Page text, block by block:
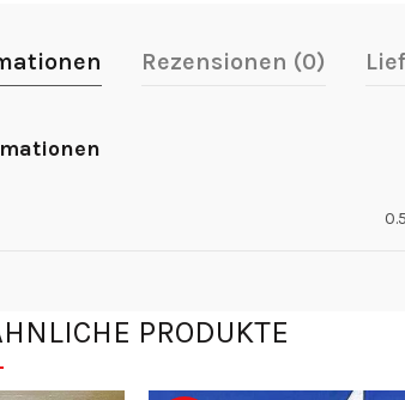
Rezensionen (0)
PRODUKTE